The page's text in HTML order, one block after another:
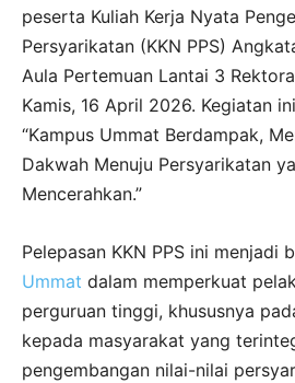
peserta Kuliah Kerja Nyata
Persyarikatan (KKN PPS)
Aula Pertemuan Lantai 3
Kamis, 16 April 2026. Kegiatan
“Kampus Ummat Berdampak,
Dakwah Menuju Persyarikatan
Mencerahkan.”
Pelepasan KKN PPS ini menjadi
Ummat dalam memperkuat
perguruan tinggi, khususnya
kepada masyarakat yang
pengembangan nilai-nilai